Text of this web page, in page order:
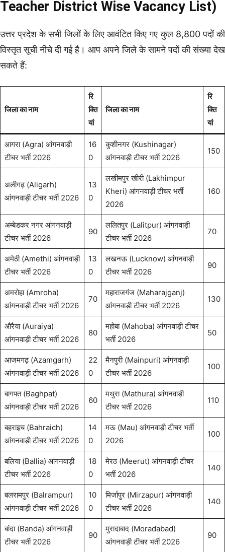
Teacher District Wise Vacancy List)
उत्तर प्रदेश के सभी जिलों के लिए आवंटित किए गए कुल 8,800 पदों की
विस्तृत सूची नीचे दी गई है। आप अपने जिले के सामने पदों की संख्या देख
सकते हैं:
जिला का नाम
रि
क्ति
यां
जिला का नाम
रि
क्ति
यां
आगरा (Agra) आंगनवाड़ी
टीचर भर्ती 2026
16
0
कुशीनगर (Kushinagar)
आंगनवाड़ी टीचर भर्ती 2026
150
अलीगढ़ (Aligarh)
आंगनवाड़ी टीचर भर्ती 2026
13
0
लखीमपुर खीरी (Lakhimpur
Kheri) आंगनवाड़ी टीचर भर्ती
2026
160
अम्बेडकर नगर आंगनवाड़ी
टीचर भर्ती 2026
90
ललितपुर (Lalitpur) आंगनवाड़ी
टीचर भर्ती 2026
70
अमेठी (Amethi) आंगनवाड़ी
टीचर भर्ती 2026
13
0
लखनऊ (Lucknow) आंगनवाड़ी
टीचर भर्ती 2026
90
अमरोहा (Amroha)
आंगनवाड़ी टीचर भर्ती 2026
70
महाराजगंज (Maharajganj)
आंगनवाड़ी टीचर भर्ती 2026
130
औरैया (Auraiya)
आंगनवाड़ी टीचर भर्ती 2026
80
महोबा (Mahoba) आंगनवाड़ी टीचर
भर्ती 2026
50
आजमगढ़ (Azamgarh)
आंगनवाड़ी टीचर भर्ती 2026
22
0
मैनपुरी (Mainpuri) आंगनवाड़ी
टीचर भर्ती 2026
100
बागपत (Baghpat)
आंगनवाड़ी टीचर भर्ती 2026
60
मथुरा (Mathura) आंगनवाड़ी
टीचर भर्ती 2026
110
बहराइच (Bahraich)
आंगनवाड़ी टीचर भर्ती 2026
14
0
मऊ (Mau) आंगनवाड़ी टीचर भर्ती
2026
100
बलिया (Ballia) आंगनवाड़ी
टीचर भर्ती 2026
18
0
मेरठ (Meerut) आंगनवाड़ी टीचर
भर्ती 2026
140
बलरामपुर (Balrampur)
आंगनवाड़ी टीचर भर्ती 2026
10
0
मिर्जापुर (Mirzapur) आंगनवाड़ी
टीचर भर्ती 2026
140
बांदा (Banda) आंगनवाड़ी
टीचर भर्ती 2026
90
मुरादाबाद (Moradabad)
आंगनवाड़ी टीचर भर्ती 2026
90